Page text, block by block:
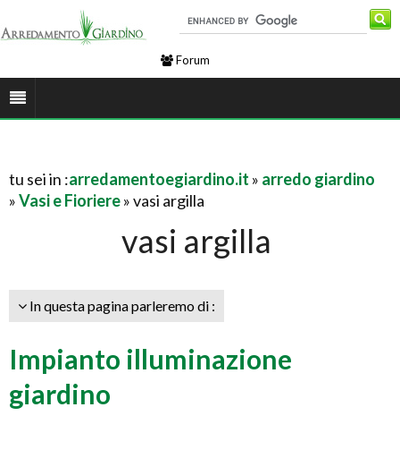
Forum
tu sei in :arredamentoegiardino.it » arredo giardino
»Vasi e Fioriere» vasi argilla
vasi argilla
In questa pagina parleremo di :
Impianto illuminazione
giardino